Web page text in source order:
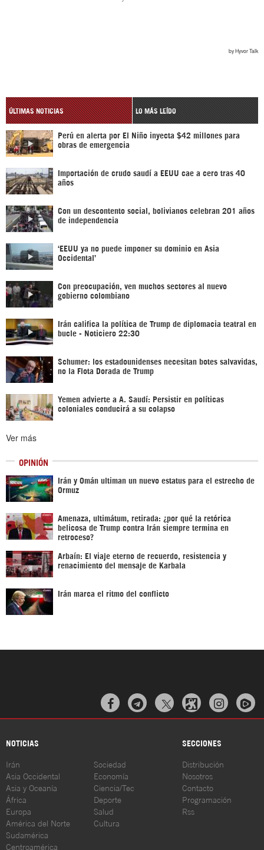
ÚLTIMAS NOTICIAS LO MÁS LEÍDO
Perú en alerta por El Niño inyecta $42 millones para
obras de emergencia
Importación de crudo saudí a EEUU cae a cero tras 40
años
Con un descontento social, bolivianos celebran 201 años
de independencia
‘EEUU ya no puede imponer su dominio en Asia
Occidental’
Con preocupación, ven muchos sectores al nuevo
gobierno colombiano
Irán califica la política de Trump de diplomacia teatral en
bucle - Noticiero 22:30
Schumer: los estadounidenses necesitan botes salvavidas,
no la Flota Dorada de Trump
Yemen advierte a A. Saudí: Persistir en políticas
coloniales conducirá a su colapso
Ver más
OPINIÓN
Irán y Omán ultiman un nuevo estatus para el estrecho de
Ormuz
Amenaza, ultimátum, retirada: ¿por qué la retórica
belicosa de Trump contra Irán siempre termina en
retroceso?
Arbaín: El viaje eterno de recuerdo, resistencia y
renacimiento del mensaje de Karbala
Irán marca el ritmo del conflicto
  
NOTICIAS SECCIONES
Irán
Asia Occidental
Asia y Oceanía
África
Europa
América del Norte
Sudamérica
Centroamérica
Sociedad
Economía
Ciencia/Tec
Deporte
Salud
Cultura
Distribución
Nosotros
Contacto
Programación
Rss